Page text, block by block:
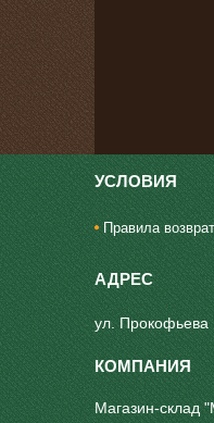
УСЛОВИЯ
Правила
ул. Прокофьева
Магазин-